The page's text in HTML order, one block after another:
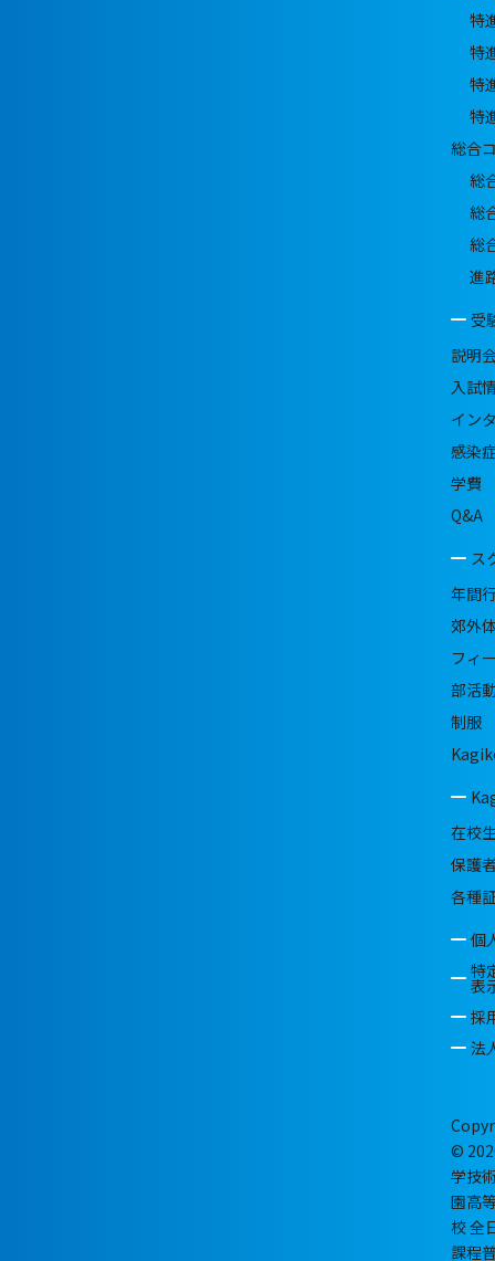
特
特
特
特
総合
総
総
総
進
受
説明
入試
イン
感染
学費
Q&A
ス
年間
郊外
フィ
部活
制服
在校
保護
各種
個
特
表
採
法
©
学技
園高
校 全
課程